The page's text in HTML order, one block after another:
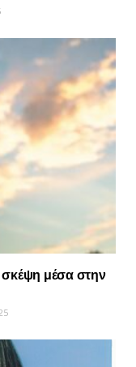
σκέψη μέσα στην